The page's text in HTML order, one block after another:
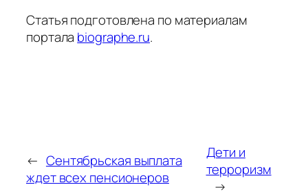
Статья подготовлена по материалам
портала biographe.ru.
← Сентябрьская выплата
ждет всех пенсионеров
Дети и
терроризм
→